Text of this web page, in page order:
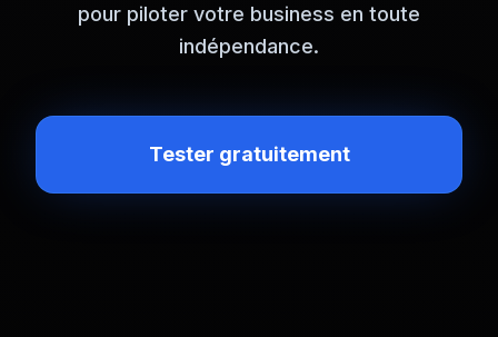
pour piloter votre business en toute
indépendance.
Tester gratuitement